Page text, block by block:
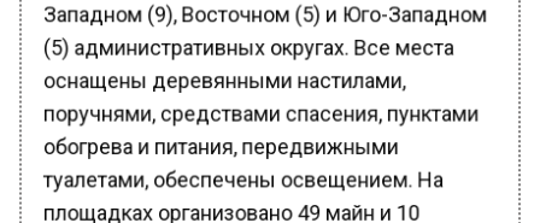
Западном (9), Восточном (5) и Юго-Западном
(5) административных округах. Все места
оснащены деревянными настилами,
поручнями, средствами спасения, пунктами
обогрева и питания, передвижными
туалетами, обеспечены освещением. На
площадках организовано 49 майн и 10